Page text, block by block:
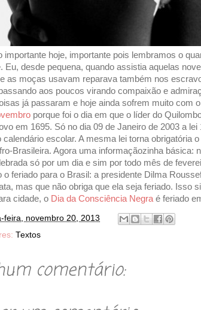
importante hoje, importante pois lembramos o
Eu, desde pequena, quando assistia aquelas
as moças usavam reparava também nos
aos poucos virando compaixão e
já passaram e hoje ainda sofrem muito com
porque foi o dia em que o líder do
em 1695. Só no dia 09 de Janeiro de 2003 a lei
escolar. A mesma lei torna obrigatória
Brasileira. Agora uma informaçãozinha básica:
só por um dia e sim por todo mês de
o feriado para o Brasil: a presidente Dilma
mas que não obriga que ela seja feriado. Isso
cidade, o Dia da Consciência Negraé feriado
feira, novembro 20, 2013
Textos
comentário: